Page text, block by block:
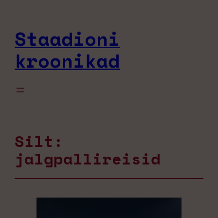
Staadioni
kroonikad
Silt:
jalgpallireisid